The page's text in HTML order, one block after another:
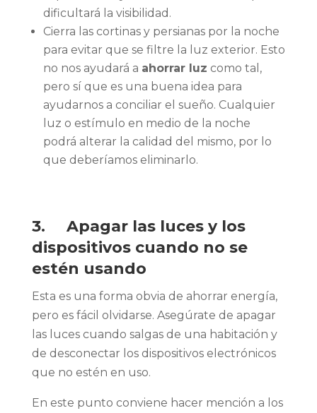
dificultará la visibilidad.
Cierra las cortinas y persianas por la noche
para evitar que se filtre la luz exterior. Esto
no nos ayudará a ahorrar luz como tal,
pero sí que es una buena idea para
ayudarnos a conciliar el sueño. Cualquier
luz o estímulo en medio de la noche
podrá alterar la calidad del mismo, por lo
que deberíamos eliminarlo.
3. Apagar las luces y los
dispositivos cuando no se
estén usando
Esta es una forma obvia de ahorrar energía,
pero es fácil olvidarse. Asegúrate de apagar
las luces cuando salgas de una habitación y
de desconectar los dispositivos electrónicos
que no estén en uso.
En este punto conviene hacer mención a los